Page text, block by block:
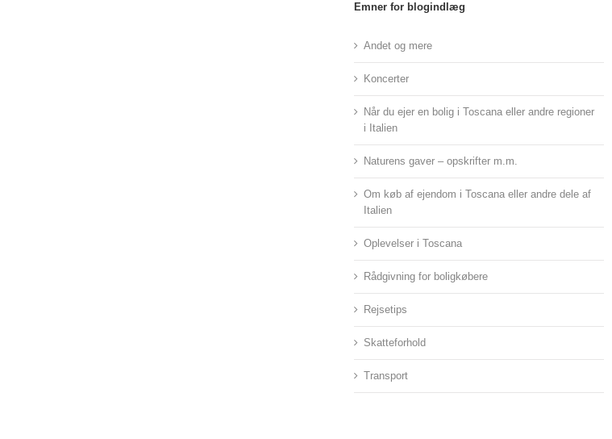
Emner for blogindlæg
Andet og mere
Koncerter
Når du ejer en bolig i Toscana eller andre regioner
i Italien
Naturens gaver – opskrifter m.m.
Om køb af ejendom i Toscana eller andre dele af
Italien
Oplevelser i Toscana
Rådgivning for boligkøbere
Rejsetips
Skatteforhold
Transport